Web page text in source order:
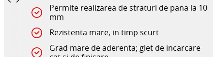
Permite realizarea de straturi de pana la 10
mm
Rezistenta mare, in timp scurt
Grad mare de aderenta; glet de incarcare